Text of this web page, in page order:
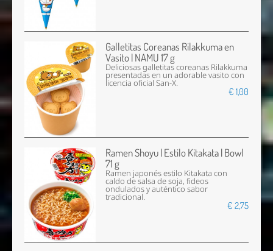
Galletitas Coreanas Rilakkuma en
Vasito | NAMU 17 g
Deliciosas galletitas coreanas Rilakkuma
presentadas en un adorable vasito con
licencia oficial San-X.
€ 1,00
Ramen Shoyu | Estilo Kitakata | Bowl
71 g
Ramen japonés estilo Kitakata con
caldo de salsa de soja, fideos
ondulados y auténtico sabor
tradicional.
€ 2,75